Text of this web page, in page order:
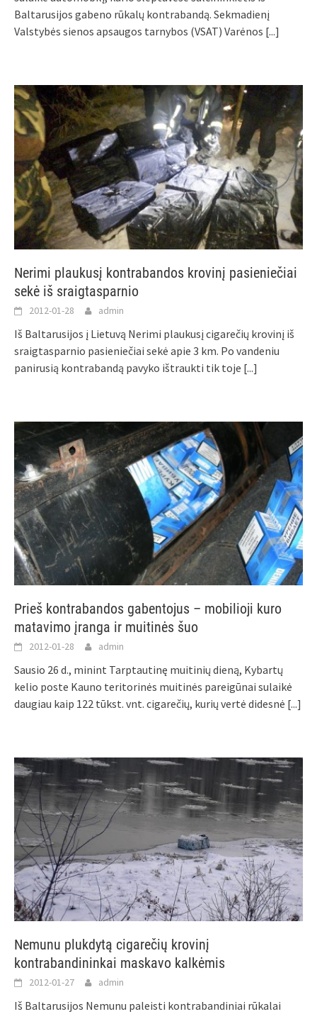
Baltarusijos gabeno rūkalų kontrabandą. Sekmadienį
Valstybės sienos apsaugos tarnybos (VSAT) Varėnos [...]
Nerimi plaukusį kontrabandos krovinį pasieniečiai
sekė iš sraigtasparnio
2012-01-28 admin
Iš Baltarusijos į Lietuvą Nerimi plaukusį cigarečių krovinį iš
sraigtasparnio pasieniečiai sekė apie 3 km. Po vandeniu
panirusią kontrabandą pavyko ištraukti tik toje [...]
Prieš kontrabandos gabentojus – mobilioji kuro
matavimo įranga ir muitinės šuo
2012-01-28 admin
Sausio 26 d., minint Tarptautinę muitinių dieną, Kybartų
kelio poste Kauno teritorinės muitinės pareigūnai sulaikė
daugiau kaip 122 tūkst. vnt. cigarečių, kurių vertė didesnė [...]
Nemunu plukdytą cigarečių krovinį
kontrabandininkai maskavo kalkėmis
2012-01-27 admin
Iš Baltarusijos Nemunu paleisti kontrabandiniai rūkalai